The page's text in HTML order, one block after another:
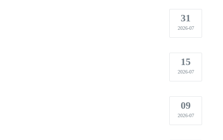
31
2026-07
15
2026-07
09
2026-07